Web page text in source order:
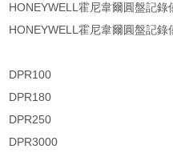
HONEYWELL霍尼韋爾圓盤記錄
HONEYWELL霍尼韋爾圓盤記錄
DPR100
DPR180
DPR250
DPR3000